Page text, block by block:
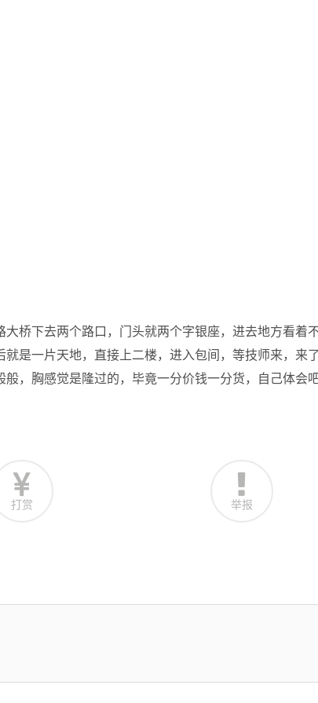
桥下去两个路口，门头就两个字银座，进去地方看着
是一片天地，直接上二楼，进入包间，等技师来，来
，胸感觉是隆过的，毕竟一分价钱一分货，自己体会吧
打赏 举报